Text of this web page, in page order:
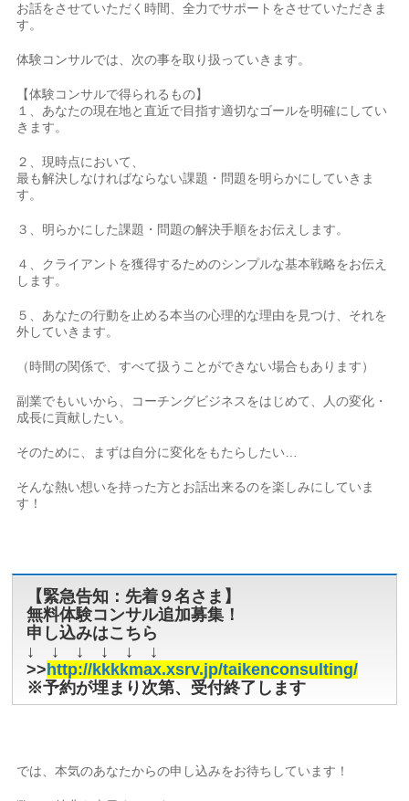
お話をさせていただく時間、全力でサポートをさせていただきま
す。
体験コンサルでは、次の事を取り扱っていきます。
【体験コンサルで得られるもの】
１、あなたの現在地と直近で目指す適切なゴールを明確にしてい
きます。
２、現時点において、
最も解決しなければならない課題・問題を明らかにしていきま
す。
３、明らかにした課題・問題の解決手順をお伝えします。
４、クライアントを獲得するためのシンプルな基本戦略をお伝え
します。
５、あなたの行動を止める本当の心理的な理由を見つけ、それを
外していきます。
（時間の関係で、すべて扱うことができない場合もあります）
副業でもいいから、コーチングビジネスをはじめて、人の変化・
成長に貢献したい。
そのために、まずは自分に変化をもたらしたい…
そんな熱い想いを持った方とお話出来るのを楽しみにしていま
す！
【緊急告知：先着９名さま】
無料体験コンサル追加募集！
申し込みはこちら
↓ ↓ ↓ ↓ ↓ ↓
>> http://kkkkmax.xsrv.jp/taikenconsulting/
※予約が埋まり次第、受付終了します
では、本気のあなたからの申し込みをお待ちしています！